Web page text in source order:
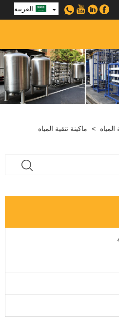
العربية
> ماكينة تنقية المياه